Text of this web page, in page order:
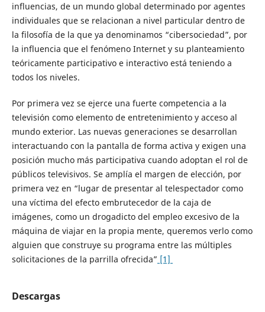
influencias, de un mundo global determinado por agentes
individuales que se relacionan a nivel particular dentro de
la filosofía de la que ya denominamos “cibersociedad”, por
la influencia que el fenómeno Internet y su planteamiento
teóricamente participativo e interactivo está teniendo a
todos los niveles.
Por primera vez se ejerce una fuerte competencia a la
televisión como elemento de entretenimiento y acceso al
mundo exterior. Las nuevas generaciones se desarrollan
interactuando con la pantalla de forma activa y exigen una
posición mucho más participativa cuando adoptan el rol de
públicos televisivos. Se amplía el margen de elección, por
primera vez en “lugar de presentar al telespectador como
una víctima del efecto embrutecedor de la caja de
imágenes, como un drogadicto del empleo excesivo de la
máquina de viajar en la propia mente, queremos verlo como
alguien que construye su programa entre las múltiples
solicitaciones de la parrilla ofrecida” [1]
Descargas